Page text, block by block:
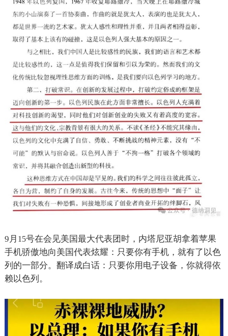
9 月 15号在会见美国最大代表团时，内塔尼亚胡拿着苹果
手机骄傲地向美国代表炫耀：只要你有手机，就有了以色
列的一部分。翻译成白话：只要你用电子设备，你就得依
赖以色列。